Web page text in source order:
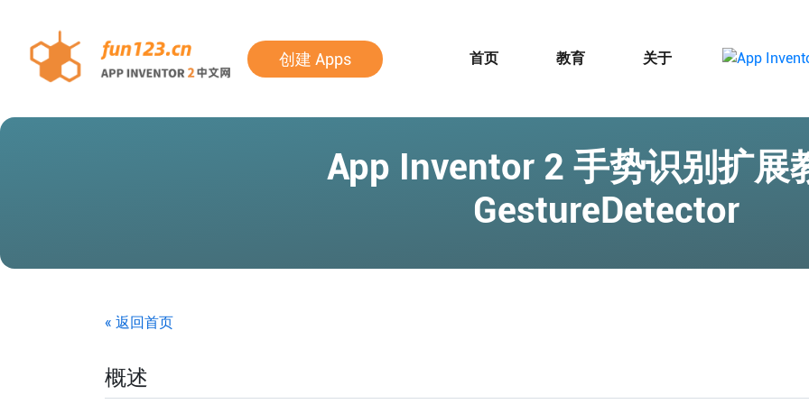
创建 Apps 首页 教育 关于
App Inventor 2 手势识别扩展
GestureDetector
« 返回首页
概述